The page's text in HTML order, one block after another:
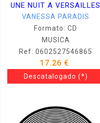
UNE NUIT A VERSAILLES
VANESSA PARADIS
Formato: CD
MUSICA
Ref: 0602527546865
17.26 €
Descatalogado (*)